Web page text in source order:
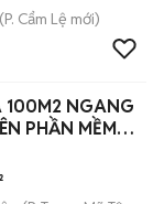
(P. Cẩm Lệ mới)
100M2 NGANG
PHẦN MỀM